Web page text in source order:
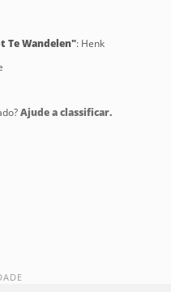
Te Wandelen": Henk
Ajude a classificar.